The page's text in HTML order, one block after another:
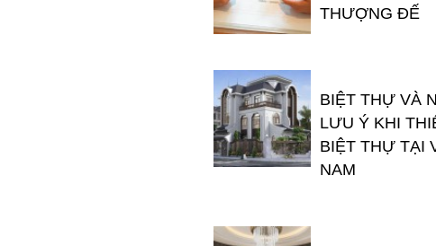
THƯỢNG ĐẾ
BIỆT THỰ VÀ
LƯU Ý KHI
BIỆT THỰ TẠI
NAM